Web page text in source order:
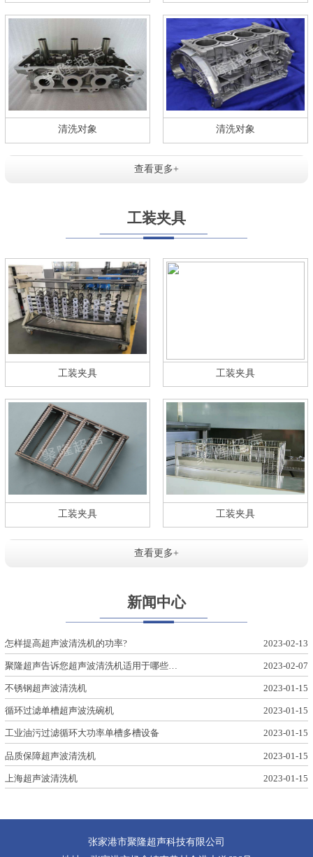
清洗对象 清洗对象
查看更多+
工装夹具
工装夹具 工装夹具
工装夹具 工装夹具
查看更多+
新闻中心
怎样提高超声波清洗机的功率? 2023-02-13
聚隆超声告诉您超声波清洗机适用于哪些… 2023-02-07
不锈钢超声波清洗机 2023-01-15
循环过滤单槽超声波洗碗机 2023-01-15
工业油污过滤循环大功率单槽多槽设备 2023-01-15
品质保障超声波清洗机 2023-01-15
上海超声波清洗机 2023-01-15
张家港市聚隆超声科技有限公司